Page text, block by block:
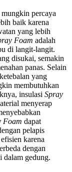
percaya
baik karena
yang lebih
Foam adalah
di langit-langit.
disukai, semakin
panas. Selain
yang
membutuhkan
insulasi Spray
menyerap
Foam dapat
pelapis
karena
dengan
dalam gedung.